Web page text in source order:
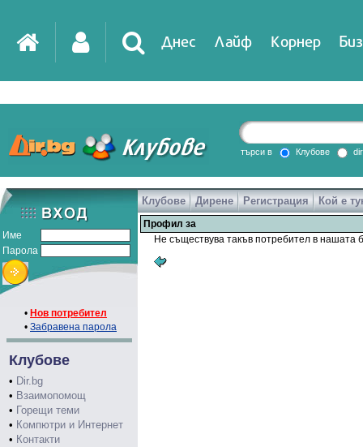
Днес Лайф Корнер
DirTV Impressio
Games
търси в Клубове
Име
Парола
• Нов потребител
• Забравена парола
Клубове
• Dir.bg
• Взаимопомощ
• Горещи теми
• Компютри и Интернет
• Контакти
Клубове Дирене Регистрация Кой е
Профил за
Не съществува такъв потребител в нашата